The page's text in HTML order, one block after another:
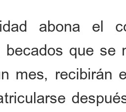
abona el
becados que se
mes, recibirán